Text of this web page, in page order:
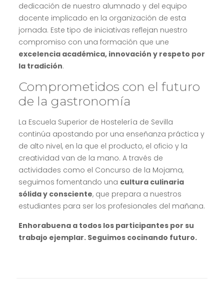
dedicación de nuestro alumnado y del equipo
docente implicado en la organización de esta
jornada. Este tipo de iniciativas reflejan nuestro
compromiso con una formación que une
excelencia académica, innovación y respeto por
la tradición.
Comprometidos con el futuro
de la gastronomía
La Escuela Superior de Hostelería de Sevilla
continúa apostando por una enseñanza práctica y
de alto nivel, en la que el producto, el oficio y la
creatividad van de la mano. A través de
actividades como el Concurso de la Mojama,
seguimos fomentando una cultura culinaria
sólida y consciente, que prepara a nuestros
estudiantes para ser los profesionales del mañana.
Enhorabuena a todos los participantes por su
trabajo ejemplar. Seguimos cocinando futuro.